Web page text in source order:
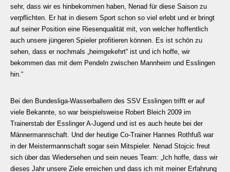
sehr, dass wir es hinbekommen haben, Nenad für diese Saison zu
verpflichten. Er hat in diesem Sport schon so viel erlebt und er bringt
auf seiner Position eine Riesenqualität mit, von welcher hoffentlich
auch unsere jüngeren Spieler profitieren können. Es ist schön zu
sehen, dass er nochmals „heimgekehrt“ ist und ich hoffe, wir
bekommen das mit dem Pendeln zwischen Mannheim und Esslingen
hin.“
Bei den Bundesliga-Wasserballern des SSV Esslingen trifft er auf
viele Bekannte, so war beispielsweise Robert Bleich 2009 im
Trainerstab der Esslinger A-Jugend und ist es auch heute bei der
Männermannschaft. Und der heutige Co-Trainer Hannes Rothfuß war
in der Meistermannschaft sogar sein Mitspieler. Nenad Stojcic freut
sich über das Wiedersehen und sein neues Team: „Ich hoffe, dass wir
dieses Jahr unsere Ziele erreichen und dass ich mit meiner Erfahrung